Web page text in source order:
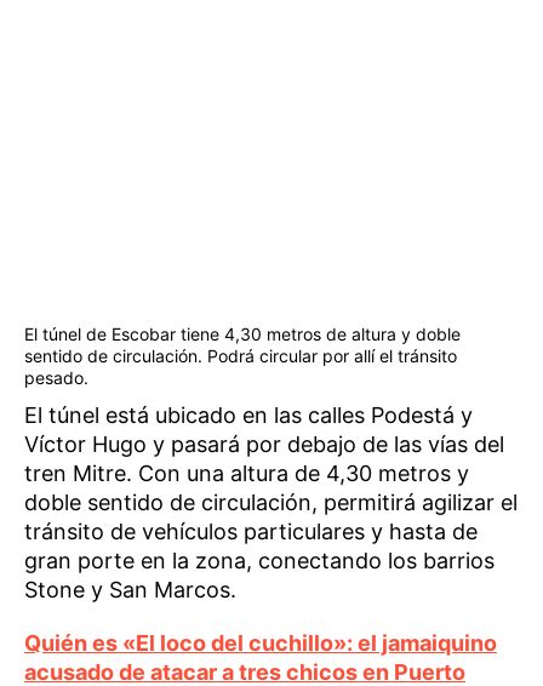
El túnel de Escobar tiene 4,30 metros de altura y doble
sentido de circulación. Podrá circular por allí el tránsito
pesado.
El túnel está ubicado en las calles Podestá y
Víctor Hugo y pasará por debajo de las vías del
tren Mitre. Con una altura de 4,30 metros y
doble sentido de circulación, permitirá agilizar el
tránsito de vehículos particulares y hasta de
gran porte en la zona, conectando los barrios
Stone y San Marcos.
Quién es «El loco del cuchillo»: el jamaiquino
acusado de atacar a tres chicos en Puerto